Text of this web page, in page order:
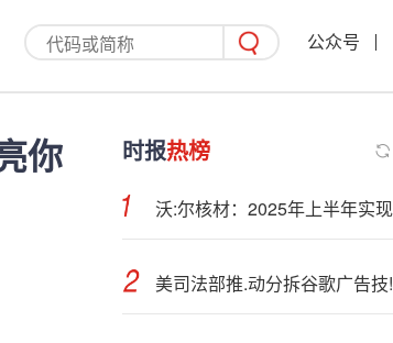
公众号
你
时报热榜